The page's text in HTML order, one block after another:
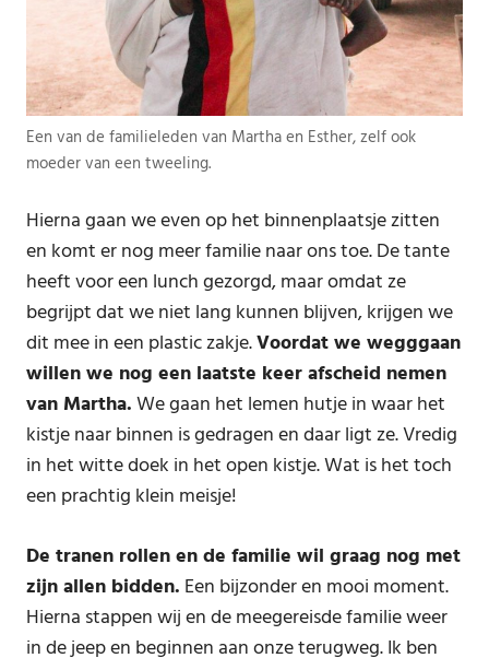
Een van de familieleden van Martha en Esther, zelf ook
moeder van een tweeling.
Hierna gaan we even op het binnenplaatsje zitten
en komt er nog meer familie naar ons toe. De tante
heeft voor een lunch gezorgd, maar omdat ze
begrijpt dat we niet lang kunnen blijven, krijgen we
dit mee in een plastic zakje.Voordat we wegggaan
willen we nog een laatste keer afscheid nemen
van Martha.We gaan het lemen hutje in waar het
kistje naar binnen is gedragen en daar ligt ze. Vredig
in het witte doek in het open kistje. Wat is het toch
een prachtig klein meisje!
De tranen rollen en de familie wil graag nog met
zijn allen bidden. Een bijzonder en mooi moment.
Hierna stappen wij en de meegereisde familie weer
in de jeep en beginnen aan onze terugweg. Ik ben